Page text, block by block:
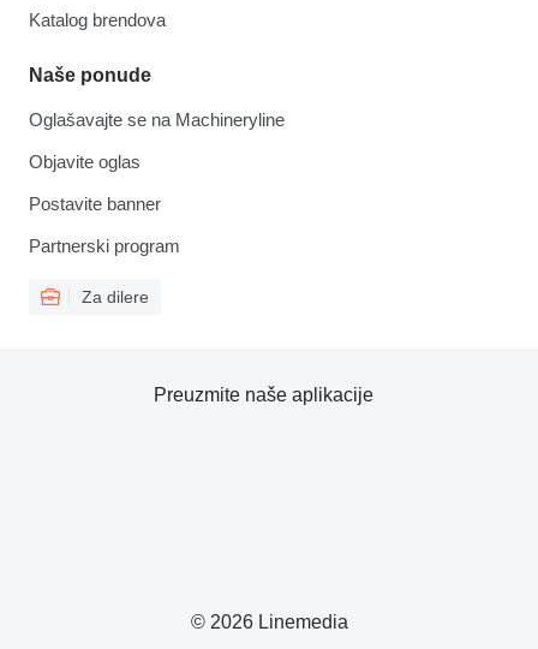
Katalog brendova
Naše ponude
Oglašavajte se na Machineryline
Objavite oglas
Postavite banner
Partnerski program
Za dilere
© 2026 Linemedia
Preuzmite naše aplikacije